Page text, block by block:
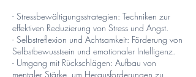
- Stressbewältigungsstrategien: Techniken zur
effektiven Reduzierung von Stress und Angst.
- Selbstreflexion und Achtsamkeit: Förderung von
Selbstbewusstsein und emotionaler Intelligenz.
- Umgang mit Rückschlägen: Aufbau von
mentaler Stärke, um Herausforderungen zu